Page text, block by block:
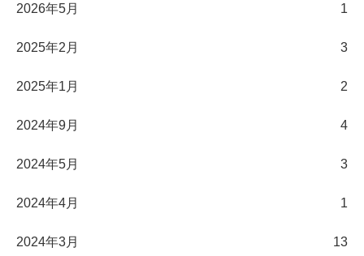
2026年5月 1
2025年2月 3
2025年1月 2
2024年9月 4
2024年5月 3
2024年4月 1
2024年3月 13